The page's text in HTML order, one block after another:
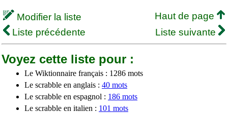
Modifier la liste
Haut de page
Liste précédente
Liste suivante
Voyez cette liste pour :
Le Wiktionnaire français : 1286 mots
Le scrabble en anglais : 40 mots
Le scrabble en espagnol : 186 mots
Le scrabble en italien : 101 mots